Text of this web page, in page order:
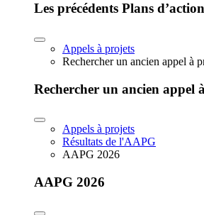
Les précédents Plans d’action
Appels à projets
Rechercher un ancien appel à
Rechercher un ancien appel
Appels à projets
Résultats de l'AAPG
AAPG 2026
AAPG 2026